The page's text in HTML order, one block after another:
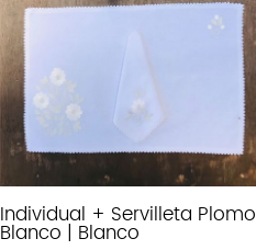
Individual + Servilleta Plomo
Blanco | Blanco